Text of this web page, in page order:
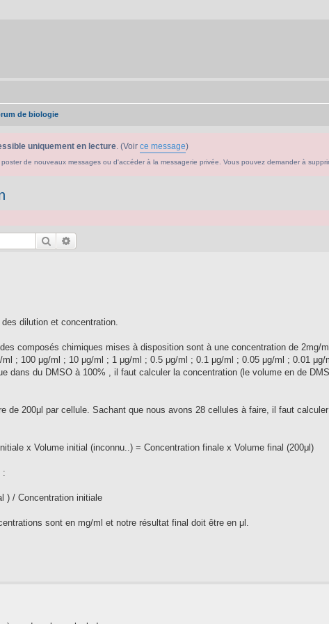
de biologie
uniquement en lecture. (Voir ce message)
de nouveaux messages ou d'accéder à la messagerie privée. Vous pouvez demander à
Rechercher
dilution et concentration.
composés chimiques mises à disposition sont à une concentration de 2mg/
; 100 μg/ml ; 10 μg/ml ; 1 μg/ml ; 0.5 μg/ml ; 0.1 μg/ml ; 0.05 μg/ml ; 0.01 μg/
dans du DMSO à 100% , il faut calculer la concentration (le volume en de
de 200μl par cellule. Sachant que nous avons 28 cellules à faire, il faut
x Volume initial (inconnu..) = Concentration finale x Volume final (200μl)
:
) / Concentration initiale
sont en mg/ml et notre résultat final doit être en μl.